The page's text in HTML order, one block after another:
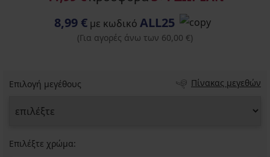
8,99 € με κωδικό ALL25
(Για αγορές άνω των 60,00 €)
Επιλογή μεγέθους Πίνακας μεγεθών
Επιλέξτε χρώμα: